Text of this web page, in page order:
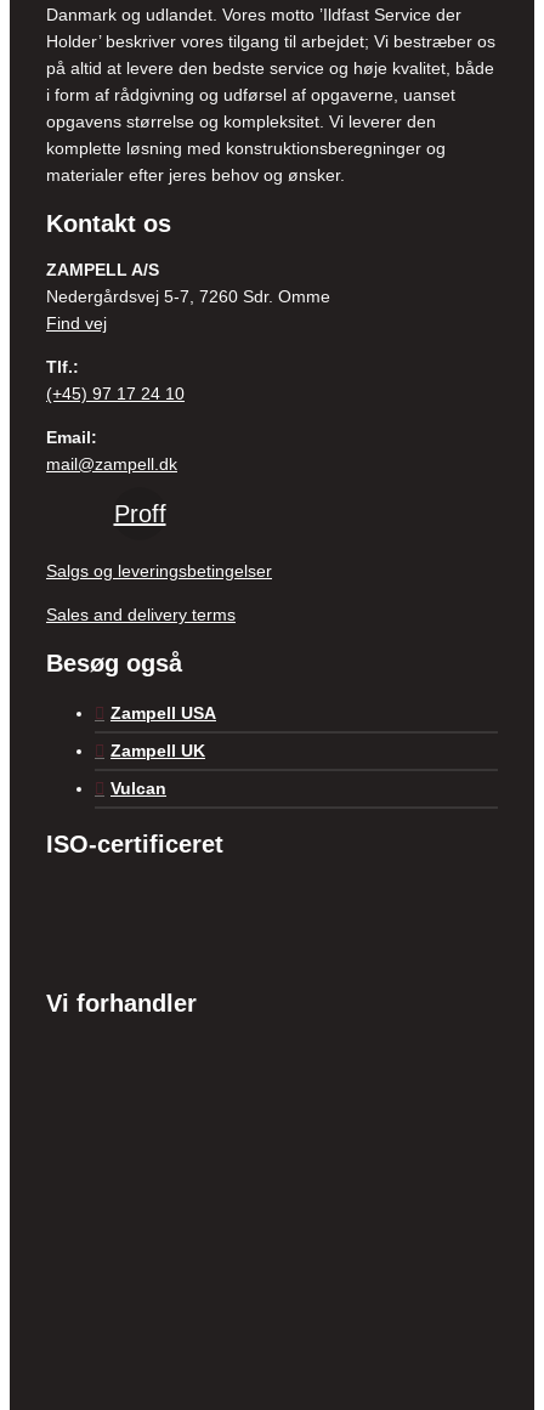
Danmark og udlandet. Vores motto ’Ildfast Service der
Holder’ beskriver vores tilgang til arbejdet; Vi bestræber os
på altid at levere den bedste service og høje kvalitet, både
i form af rådgivning og udførsel af opgaverne, uanset
opgavens størrelse og kompleksitet. Vi leverer den
komplette løsning med konstruktionsberegninger og
materialer efter jeres behov og ønsker.
Kontakt os
ZAMPELL A/S
Nedergårdsvej 5-7, 7260 Sdr. Omme
Find vej
Tlf.:
(+45) 97 17 24 10
Email:
mail@zampell.dk
Proff
Salgs og leveringsbetingelser
Sales and delivery terms
Besøg også
Zampell USA
Zampell UK
Vulcan
ISO-certificeret
Vi forhandler